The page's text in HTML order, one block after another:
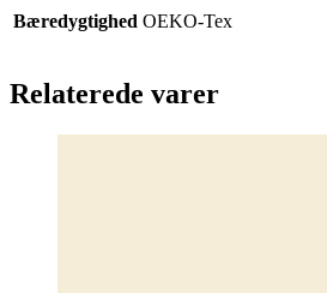
Bæredygtighed OEKO-Tex
Relaterede varer